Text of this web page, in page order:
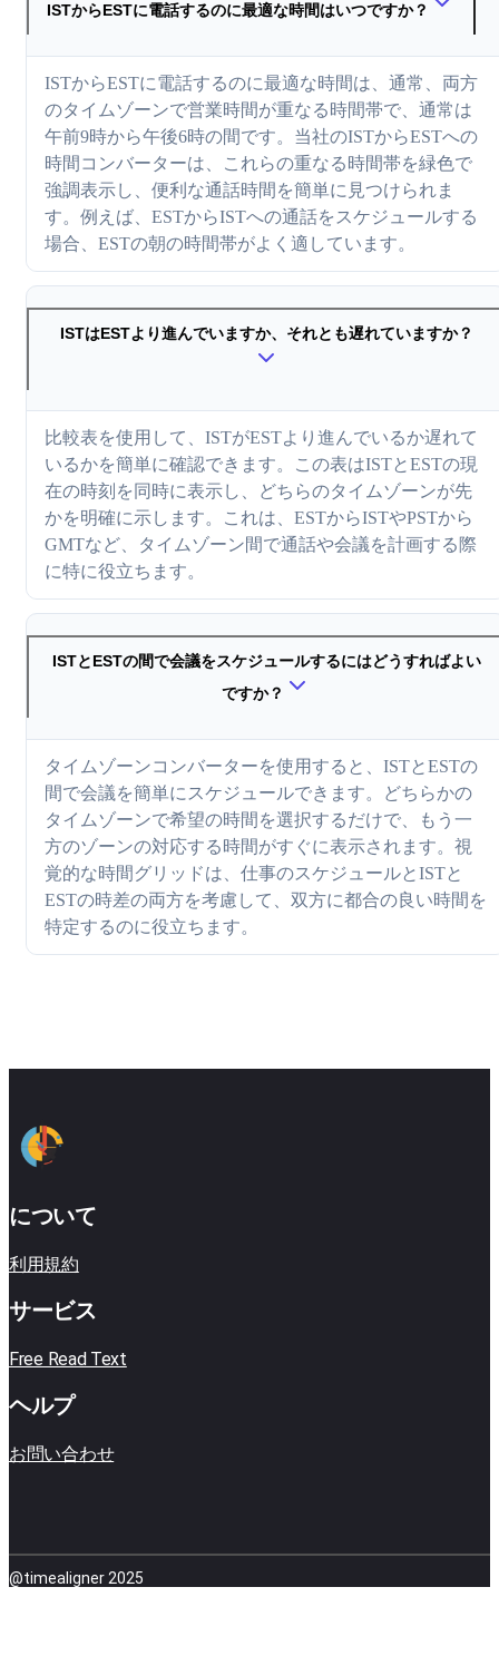
ISTからESTに電話するのに最適な時間はいつですか？
ISTからESTに電話するのに最適な時間は、通常、両方
のタイムゾーンで営業時間が重なる時間帯で、通常は
午前9時から午後6時の間です。当社のISTからESTへの
時間コンバーターは、これらの重なる時間帯を緑色で
強調表示し、便利な通話時間を簡単に見つけられま
す。例えば、ESTからISTへの通話をスケジュールする
場合、ESTの朝の時間帯がよく適しています。
ISTはESTより進んでいますか、それとも遅れていますか？
比較表を使用して、ISTがESTより進んでいるか遅れて
いるかを簡単に確認できます。この表はISTとESTの現
在の時刻を同時に表示し、どちらのタイムゾーンが先
かを明確に示します。これは、ESTからISTやPSTから
GMTなど、タイムゾーン間で通話や会議を計画する際
に特に役立ちます。
ISTとESTの間で会議をスケジュールするにはどうすればよい
ですか？
タイムゾーンコンバーターを使用すると、ISTとESTの
間で会議を簡単にスケジュールできます。どちらかの
タイムゾーンで希望の時間を選択するだけで、もう一
方のゾーンの対応する時間がすぐに表示されます。視
覚的な時間グリッドは、仕事のスケジュールとISTと
ESTの時差の両方を考慮して、双方に都合の良い時間を
特定するのに役立ちます。
について
利用規約
サービス
Free Read Text
ヘルプ
お問い合わせ
@timealigner 2025